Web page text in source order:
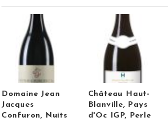
Domaine Jean
Jacques
Confuron, Nuits
Château Haut-
Blanville, Pays
d'Oc IGP, Perle